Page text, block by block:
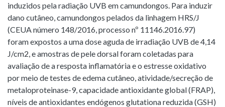
induzidos pela radiação UVB em camundongos. Para induzir
dano cutâneo, camundongos pelados da linhagem HRS/J
(CEUA número 148/2016, processo nº 11146.2016.97)
foram expostos a uma dose aguda de irradiação UVB de 4,14
J/cm2, e amostras de pele dorsal foram coletadas para
avaliação de a resposta inflamatória e o estresse oxidativo
por meio de testes de edema cutâneo, atividade/secreção de
metaloproteinase-9, capacidade antioxidante global (FRAP),
níveis de antioxidantes endógenos glutationa reduzida (GSH)